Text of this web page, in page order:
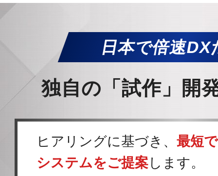
日本で倍速DX
独自の「試作」開
ヒアリングに基づき、 最短
システムをご提案します。